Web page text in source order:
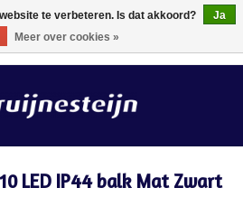
LED IP44 balk Mat Zwart
te verbeteren. Is dat akkoord?
Ja
Meer over cookies »